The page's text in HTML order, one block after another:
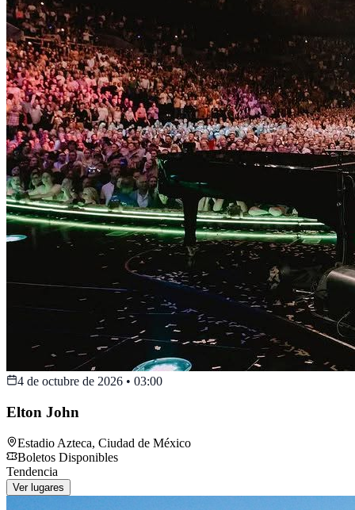
4 de octubre de 2026 • 03:00
Elton John
Estadio Azteca, Ciudad de México
Boletos Disponibles
Tendencia
Ver lugares